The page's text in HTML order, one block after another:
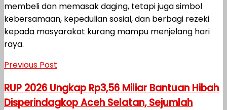
membeli dan memasak daging, tetapi juga simbol
kebersamaan, kepedulian sosial, dan berbagi rezeki
kepada masyarakat kurang mampu menjelang hari
raya.
Previous Post
RUP 2026 Ungkap Rp3,56 Miliar Bantuan Hibah
Disperindagkop Aceh Selatan, Sejumlah